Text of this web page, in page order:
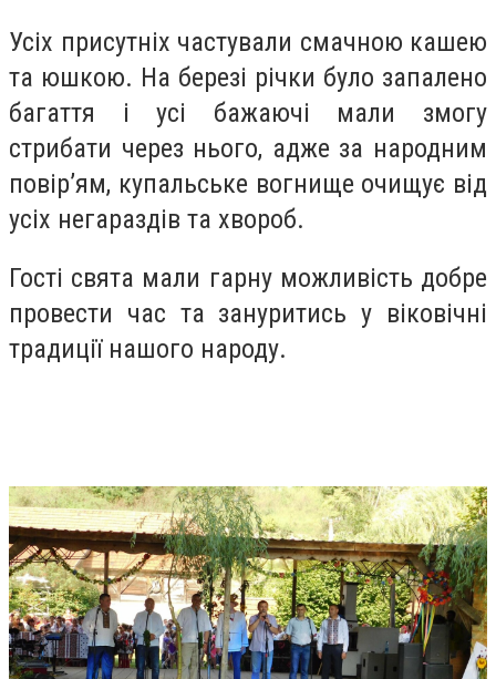
Усіх присутніх частували смачною кашею
та юшкою. На березі річки було запалено
багаття і усі бажаючі мали змогу
стрибати через нього, адже за народним
повір’ям, купальське вогнище очищує від
усіх негараздів та хвороб.
Гості свята мали гарну можливість добре
провести час та зануритись у віковічні
традиції нашого народу.